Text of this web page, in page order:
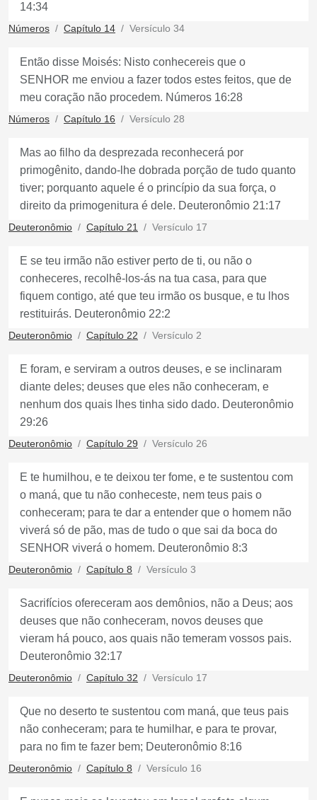
14:34
Números Capítulo 14 Versículo 34
Então disse Moisés: Nisto conhecereis que o
SENHOR me enviou a fazer todos estes feitos, que de
meu coração não procedem. Números 16:28
Números Capítulo 16 Versículo 28
Mas ao filho da desprezada reconhecerá por
primogênito, dando-lhe dobrada porção de tudo quanto
tiver; porquanto aquele é o princípio da sua força, o
direito da primogenitura é dele. Deuteronômio 21:17
Deuteronômio Capítulo 21 Versículo 17
E se teu irmão não estiver perto de ti, ou não o
conheceres, recolhê-los-ás na tua casa, para que
fiquem contigo, até que teu irmão os busque, e tu lhos
restituirás. Deuteronômio 22:2
Deuteronômio Capítulo 22 Versículo 2
E foram, e serviram a outros deuses, e se inclinaram
diante deles; deuses que eles não conheceram, e
nenhum dos quais lhes tinha sido dado. Deuteronômio
29:26
Deuteronômio Capítulo 29 Versículo 26
E te humilhou, e te deixou ter fome, e te sustentou com
o maná, que tu não conheceste, nem teus pais o
conheceram; para te dar a entender que o homem não
viverá só de pão, mas de tudo o que sai da boca do
SENHOR viverá o homem. Deuteronômio 8:3
Deuteronômio Capítulo 8 Versículo 3
Sacrifícios ofereceram aos demônios, não a Deus; aos
deuses que não conheceram, novos deuses que
vieram há pouco, aos quais não temeram vossos pais.
Deuteronômio 32:17
Deuteronômio Capítulo 32 Versículo 17
Que no deserto te sustentou com maná, que teus pais
não conheceram; para te humilhar, e para te provar,
para no fim te fazer bem; Deuteronômio 8:16
Deuteronômio Capítulo 8 Versículo 16